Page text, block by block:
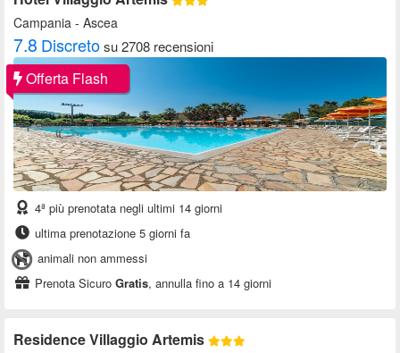
Campania - Ascea
7.8 Discretosu 2708 recensioni
Offerta Flash
4ª più prenotata negli ultimi 14 giorni
ultima prenotazione 5 giorni fa
animali non ammessi
Prenota Sicuro Gratis, annulla fino a 14 giorni
Residence Villaggio Artemis